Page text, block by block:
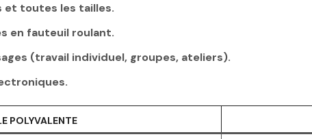
et toutes les tailles.
en fauteuil roulant.
(travail individuel, groupes, ateliers).
POLYVALENTE